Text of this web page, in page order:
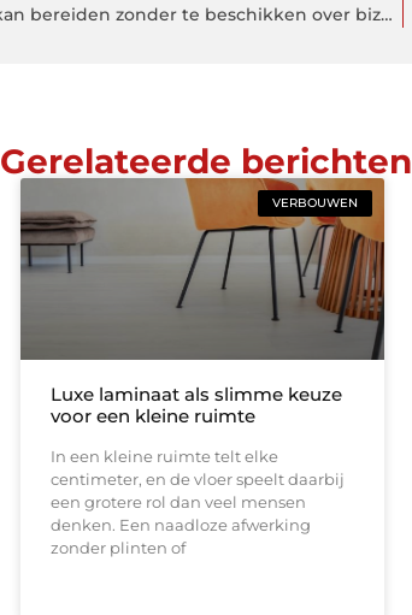
Heerlijke aardappelrecepten die iedereen kan bereiden zonder te beschikken over bizarre kookkunsten
Gerelateerde berichten
VERBOUWEN
Luxe laminaat als slimme keuze
voor een kleine ruimte
In een kleine ruimte telt elke
centimeter, en de vloer speelt daarbij
een grotere rol dan veel mensen
denken. Een naadloze afwerking
zonder plinten of